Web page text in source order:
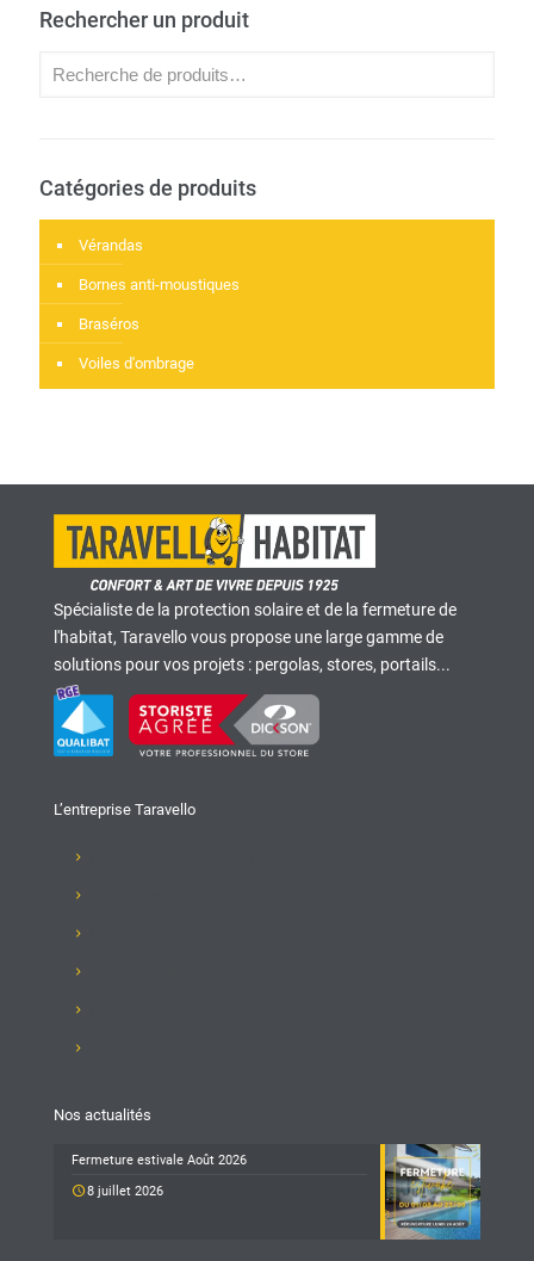
Rechercher un produit
Catégories de produits
Vérandas
Bornes anti-moustiques
Braséros
Voiles d'ombrage
Spécialiste de la protection solaire et de la fermeture de
l'habitat, Taravello vous propose une large gamme de
solutions pour vos projets : pergolas, stores, portails...
L’entreprise Taravello
Nos actualités
Fermeture estivale Août 2026
8 juillet 2026